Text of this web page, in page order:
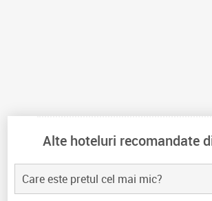
Alte hoteluri recomandate
Care este pretul cel mai mic?